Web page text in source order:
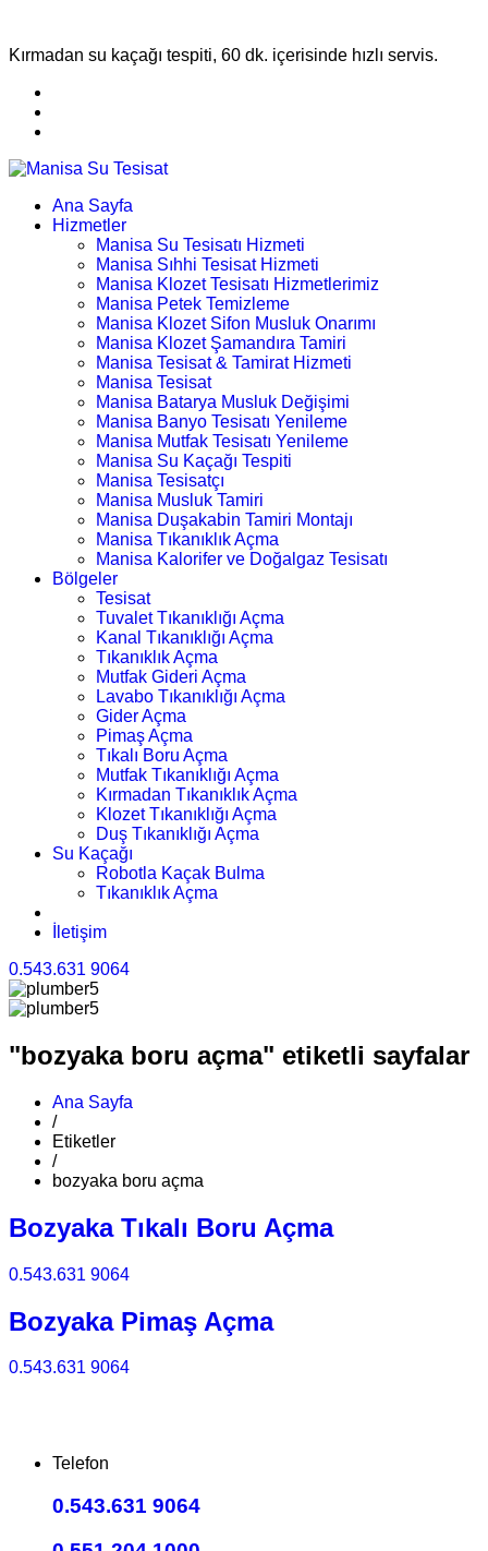
Kırmadan su kaçağı tespiti, 60 dk. içerisinde hızlı servis.
Ana Sayfa
Hizmetler
Manisa Su Tesisatı Hizmeti
Manisa Sıhhi Tesisat Hizmeti
Manisa Klozet Tesisatı Hizmetlerimiz
Manisa Petek Temizleme
Manisa Klozet Sifon Musluk Onarımı
Manisa Klozet Şamandıra Tamiri
Manisa Tesisat & Tamirat Hizmeti
Manisa Tesisat
Manisa Batarya Musluk Değişimi
Manisa Banyo Tesisatı Yenileme
Manisa Mutfak Tesisatı Yenileme
Manisa Su Kaçağı Tespiti
Manisa Tesisatçı
Manisa Musluk Tamiri
Manisa Duşakabin Tamiri Montajı
Manisa Tıkanıklık Açma
Manisa Kalorifer ve Doğalgaz Tesisatı
Bölgeler
Tesisat
Tuvalet Tıkanıklığı Açma
Kanal Tıkanıklığı Açma
Tıkanıklık Açma
Mutfak Gideri Açma
Lavabo Tıkanıklığı Açma
Gider Açma
Pimaş Açma
Tıkalı Boru Açma
Mutfak Tıkanıklığı Açma
Kırmadan Tıkanıklık Açma
Klozet Tıkanıklığı Açma
Duş Tıkanıklığı Açma
Su Kaçağı
Robotla Kaçak Bulma
Tıkanıklık Açma
İletişim
0.543.631 9064
"bozyaka boru açma" etiketli sayfalar
Ana Sayfa
/
Etiketler
/
bozyaka boru açma
Bozyaka Tıkalı Boru Açma
0.543.631 9064
Bozyaka Pimaş Açma
0.543.631 9064
Telefon
0.543.631 9064